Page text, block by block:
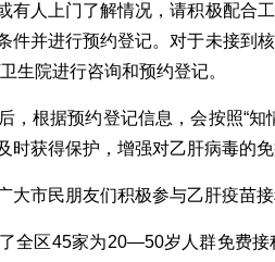
人上门了解情况，请积极配合工
件并进行预约登记。对于未接到
生院进行咨询和预约登记。
根据预约登记信息，会按照“知
时获得保护，增强对乙肝病毒的
市民朋友们积极参与乙肝疫苗接
区45家为20—50岁人群免费接